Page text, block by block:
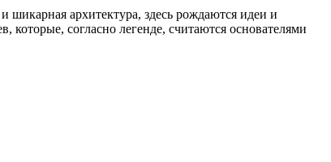
архитектура, здесь рождаются идеи и
согласно легенде, считаются основателями